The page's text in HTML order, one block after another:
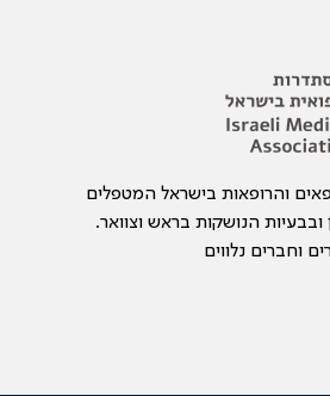
והרופאות בישראל המטפלים
ובבעיות הנושקות בראש וצוואר.